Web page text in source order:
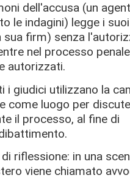
dell'accusa (un
le indagini) legge i
sua firm) senza
nel processo
autorizzati.
i giudici utilizzano la
come luogo per
il processo, al fine di
riflessione: in una
viene chiamato